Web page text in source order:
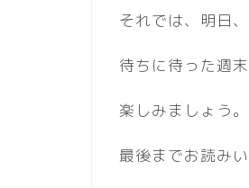
それでは、明日
待ちに待った週
楽しみましょう。
最後までお読み